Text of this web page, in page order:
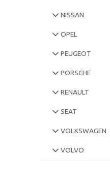
NISSAN
OPEL
PEUGEOT
PORSCHE
RENAULT
SEAT
VOLKSWAGEN
VOLVO